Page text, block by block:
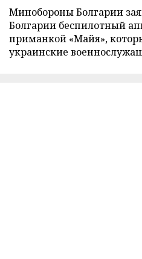
Минобороны Болгарии
Болгарии беспилотный
приманкой «Майя»,
украинские